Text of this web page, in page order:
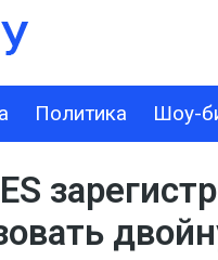
Политика Шоу-
ШОУ-БИЗНЕС В МИРЕ